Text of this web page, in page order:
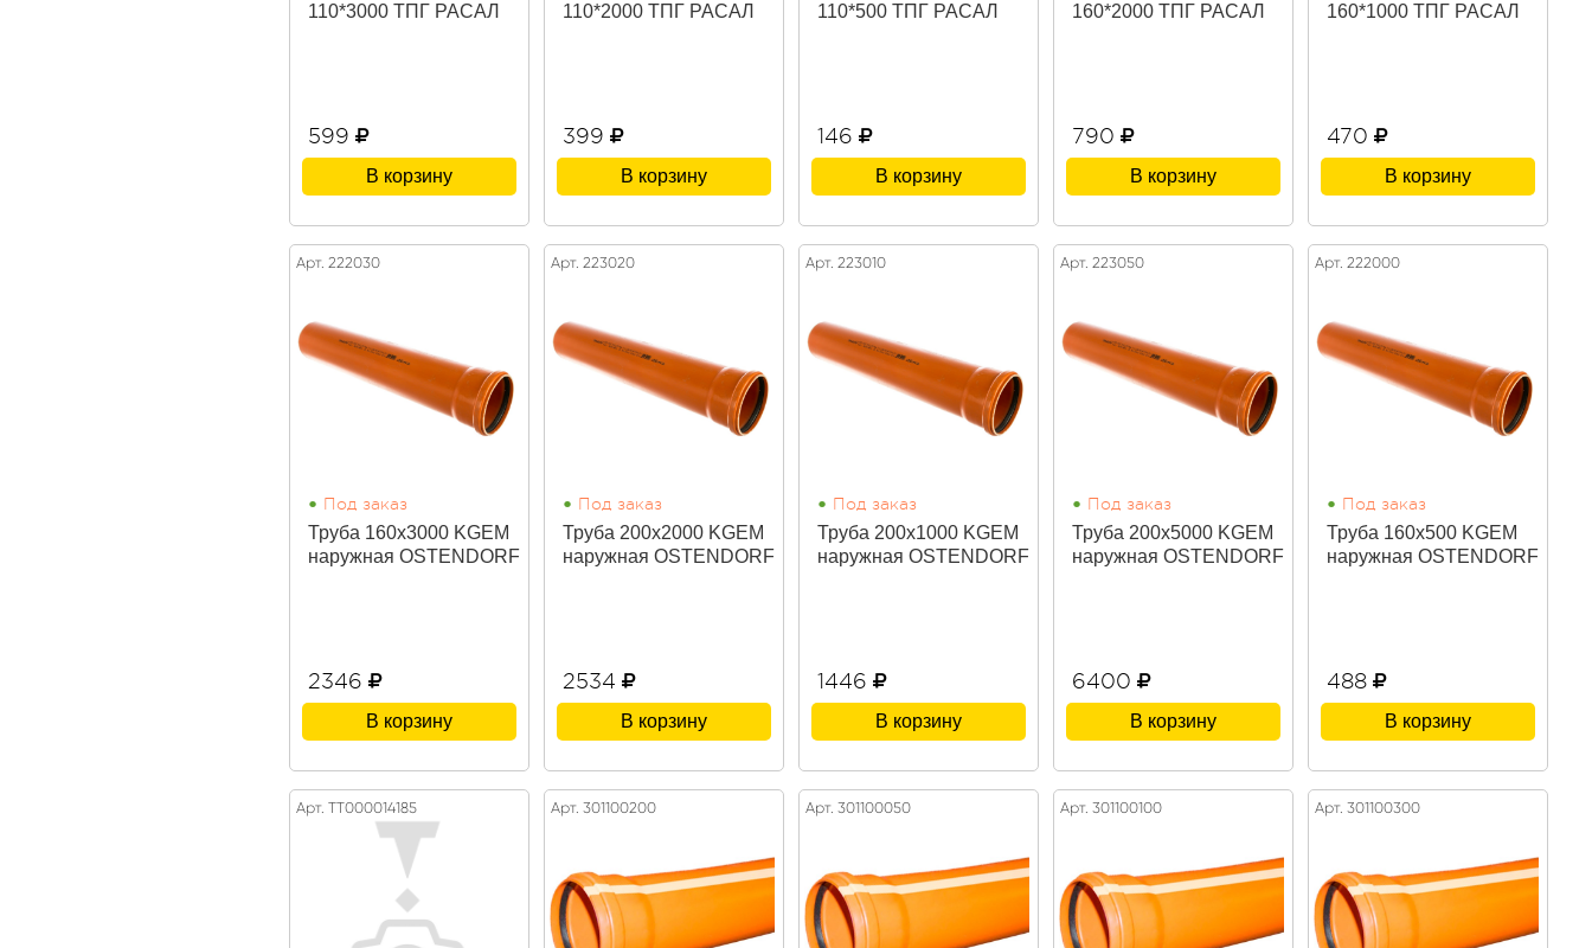
110*3000 ТПГ РАСАЛ
599
В корзину
110*2000 ТПГ РАСАЛ
399
В корзину
110*500 ТПГ РАСАЛ
146
В корзину
160*2000 ТПГ РАСАЛ
790
В корзину
160*1000 ТПГ РАСАЛ
470
В корзину
Арт. 222030
• Под заказ
Труба 160х3000 KGEM
наружная OSTENDORF
2346
В корзину
Арт. 223020
• Под заказ
Труба 200х2000 KGEM
наружная OSTENDORF
2534
В корзину
Арт. 223010
• Под заказ
Труба 200х1000 KGEM
наружная OSTENDORF
1446
В корзину
Арт. 223050
• Под заказ
Труба 200х5000 KGEM
наружная OSTENDORF
6400
В корзину
Арт. 222000
• Под заказ
Труба 160х500 KGEM
наружная OSTENDORF
488
В корзину
Арт. ТТ000014185 Арт. 301100200 Арт. 301100050 Арт. 301100100 Арт. 301100300